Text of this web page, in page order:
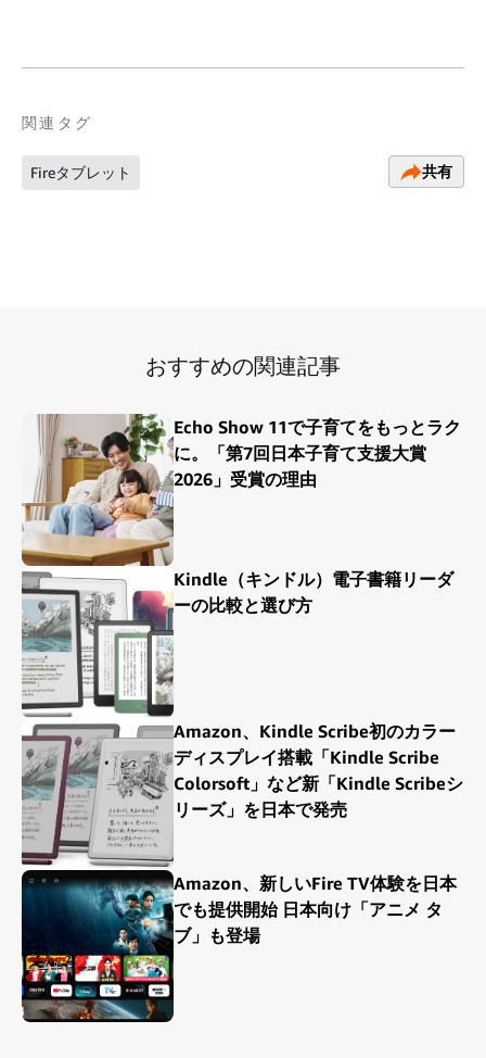
関連タグ
Fireタブレット 共有
おすすめの関連記事
Echo Show 11で子育てをもっとラク
に。「第7回日本子育て支援大賞
2026」受賞の理由
Kindle（キンドル）電子書籍リーダ
ーの比較と選び方
Amazon、Kindle Scribe初のカラー
ディスプレイ搭載「Kindle Scribe
Colorsoft」など新「Kindle Scribeシ
リーズ」を日本で発売
Amazon、新しいFire TV体験を日本
でも提供開始 日本向け「アニメ タ
ブ」も登場